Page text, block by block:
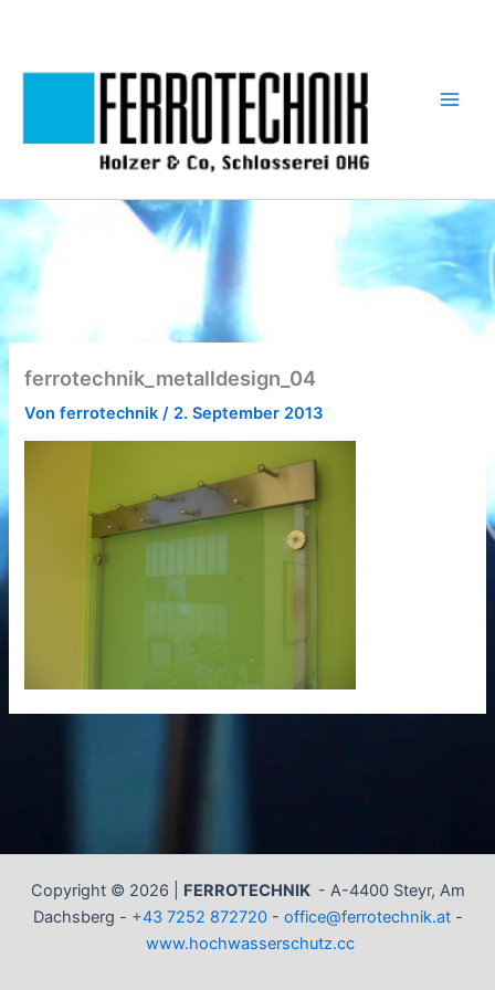
ferrotechnik_metalldesign_04
Vonferrotechnik / 2. September 2013
Copyright © 2026 | FERROTECHNIK - A-4400 Steyr, Am
Dachsberg - +43 7252 872720- office@ferrotechnik.at-
www.hochwasserschutz.cc